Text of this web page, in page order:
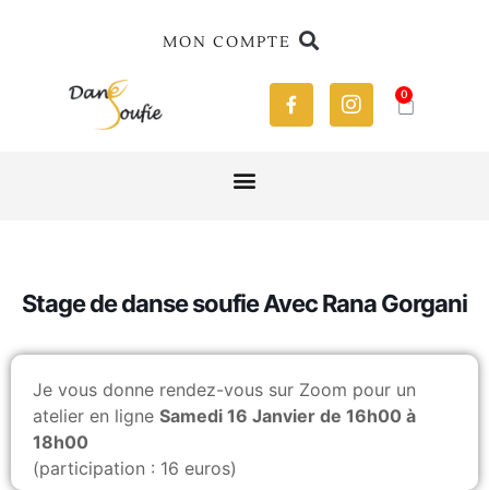
MON COMPTE
0
Stage de danse soufie Avec Rana Gorgani
Je vous donne rendez-vous sur Zoom pour un
atelier en ligne Samedi 16 Janvier de 16h00 à
18h00
(participation : 16 euros)